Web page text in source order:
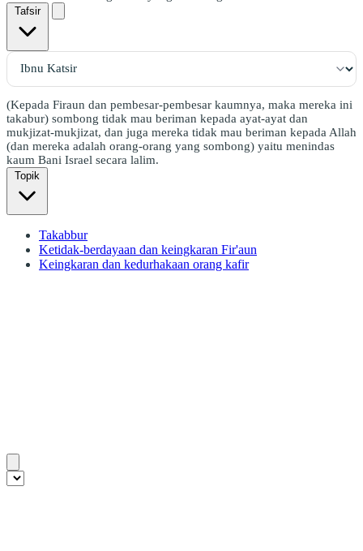
Tafsir
(Kepada Firaun dan pembesar-pembesar kaumnya, maka mereka ini
takabur) sombong tidak mau beriman kepada ayat-ayat dan
mukjizat-mukjizat, dan juga mereka tidak mau beriman kepada Allah
(dan mereka adalah orang-orang yang sombong) yaitu menindas
kaum Bani Israel secara lalim.
Topik
Takabbur
Ketidak-berdayaan dan keingkaran Fir'aun
Keingkaran dan kedurhakaan orang kafir